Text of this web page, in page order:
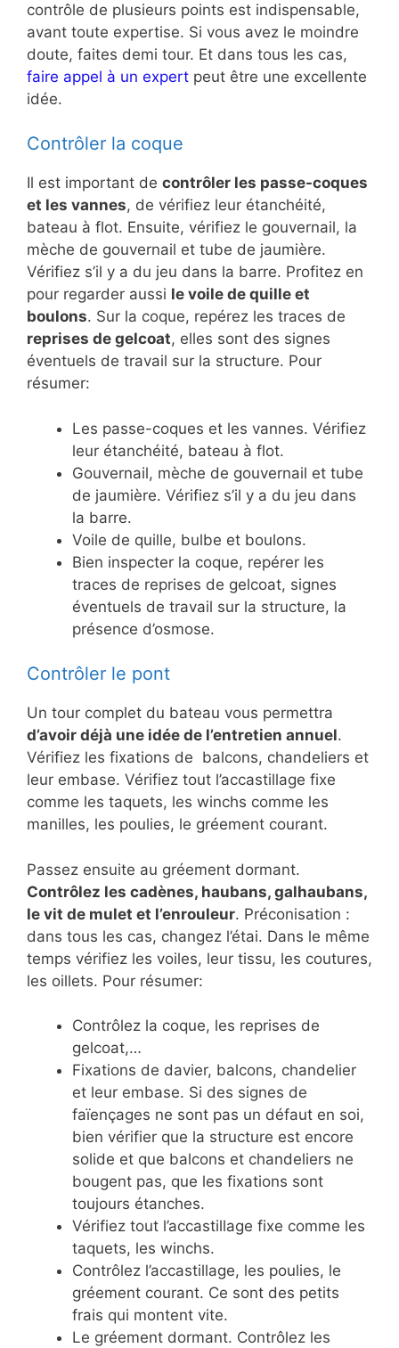
contrôle de plusieurs points est indispensable,
avant toute expertise. Si vous avez le moindre
doute, faites demi tour. Et dans tous les cas,
faire appel à un expert peut être une excellente
idée.
Contrôler la coque
Il est important de contrôler les passe-coques
et les vannes, de vérifiez leur étanchéité,
bateau à flot. Ensuite, vérifiez le gouvernail, la
mèche de gouvernail et tube de jaumière.
Vérifiez s’il y a du jeu dans la barre. Profitez en
pour regarder aussi le voile de quille et
boulons. Sur la coque, repérez les traces de
reprises de gelcoat, elles sont des signes
éventuels de travail sur la structure. Pour
résumer:
Les passe-coques et les vannes. Vérifiez
leur étanchéité, bateau à flot.
Gouvernail, mèche de gouvernail et tube
de jaumière. Vérifiez s’il y a du jeu dans
la barre.
Voile de quille, bulbe et boulons.
Bien inspecter la coque, repérer les
traces de reprises de gelcoat, signes
éventuels de travail sur la structure, la
présence d’osmose.
Contrôler le pont
Un tour complet du bateau vous permettra
d’avoir déjà une idée de l’entretien annuel.
Vérifiez les fixations de balcons, chandeliers et
leur embase. Vérifiez tout l’accastillage fixe
comme les taquets, les winchs comme les
manilles, les poulies, le gréement courant.
Passez ensuite au gréement dormant.
Contrôlez les cadènes, haubans, galhaubans,
le vit de mulet et l’enrouleur. Préconisation :
dans tous les cas, changez l’étai. Dans le même
temps vérifiez les voiles, leur tissu, les coutures,
les oillets. Pour résumer:
Contrôlez la coque, les reprises de
gelcoat,…
Fixations de davier, balcons, chandelier
et leur embase. Si des signes de
faïençages ne sont pas un défaut en soi,
bien vérifier que la structure est encore
solide et que balcons et chandeliers ne
bougent pas, que les fixations sont
toujours étanches.
Vérifiez tout l’accastillage fixe comme les
taquets, les winchs.
Contrôlez l’accastillage, les poulies, le
gréement courant. Ce sont des petits
frais qui montent vite.
Le gréement dormant. Contrôlez les